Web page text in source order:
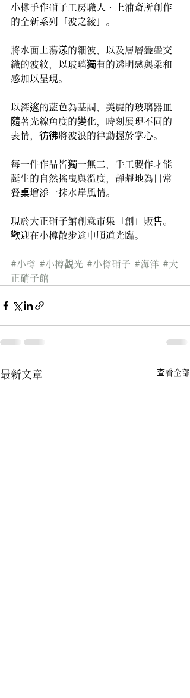
小樽手作硝子工房職人・上浦斎所創作
的全新系列「波之綾」。
將水面上蕩漾的細波，以及層層疊疊交
織的波紋，以玻璃獨有的透明感與柔和
感加以呈現。
以深邃的藍色為基調，美麗的玻璃器皿
隨著光線角度的變化，時刻展現不同的
表情，彷彿將波浪的律動握於掌心。
每一件作品皆獨一無二，手工製作才能
誕生的自然搖曳與溫度，靜靜地為日常
餐桌增添一抹水岸風情。
現於大正硝子館創意市集「創」販售。
歡迎在小樽散步途中順道光臨。
#小樽 #小樽觀光 #小樽硝子 #海洋 #大
正硝子館
最新文章 查看全部